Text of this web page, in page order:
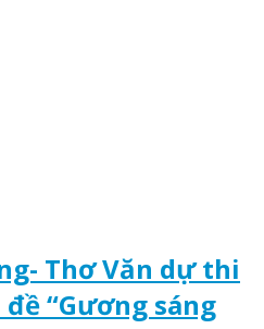
Thơ Văn dự thi
“Gương sáng